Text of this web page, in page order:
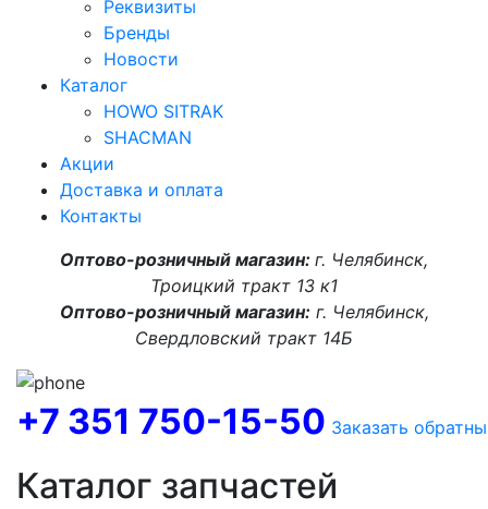
Реквизиты
Бренды
Новости
Каталог
HOWO SITRAK
SHACMAN
Акции
Доставка и оплата
Контакты
Оптово-розничный магазин: г. Челябинск,
Троицкий тракт 13 к1
Оптово-розничный магазин:г. Челябинск,
Свердловский тракт 14Б
+7 351 750-15-50 Заказать
Каталог запчастей